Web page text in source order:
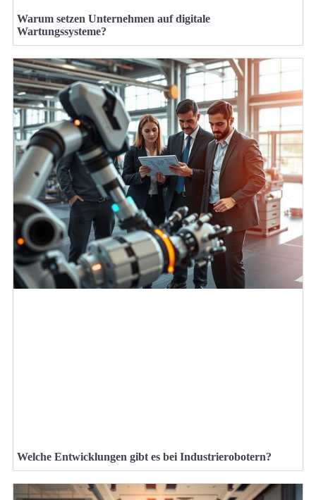
Warum setzen Unternehmen auf digitale
Wartungssysteme?
Welche Entwicklungen gibt es bei Industrierobotern?